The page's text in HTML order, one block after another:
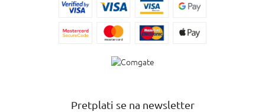
Pretplati se na newsletter